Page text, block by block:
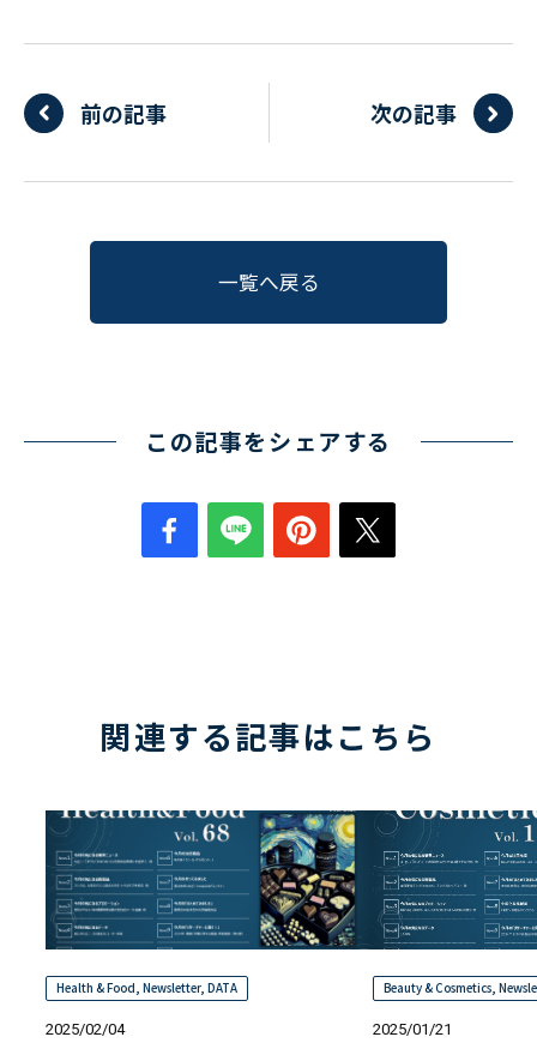
前の記事 次の記事
一覧へ戻る
この記事をシェアする
関連する記事はこちら
Health & Food, Newsletter, DATA
2025/02/04
Beauty & Cosmetics,
2025/01/21